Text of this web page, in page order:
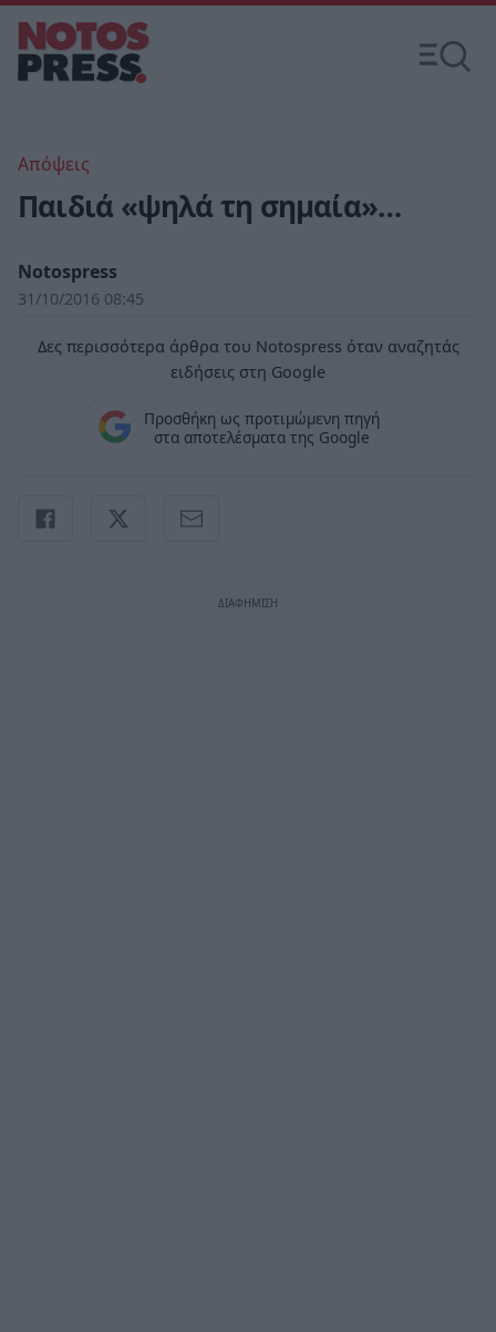
Απόψεις
Παιδιά «ψηλά τη σημαία»…
Notospress
31/10/2016 08:45
Δες περισσότερα άρθρα του Notospress όταν αναζητάς
ειδήσεις στη Google
Προσθήκη ως προτιμώμενη πηγή
στα αποτελέσματα της Google